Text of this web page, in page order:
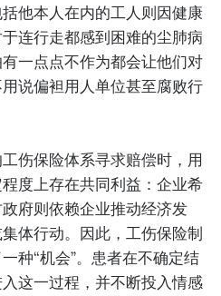
他本人在内的工人则因健康
连行走都感到困难的尘肺病
一点点不作为都会让他们对
说偏袒用人单位甚至腐败行
伤保险体系寻求赔偿时，用
度上存在共同利益：企业希
府则依赖企业推动经济发
体行动。因此，工伤保险制
种“机会”。患者在不确定结
这一过程，并不断投入情感